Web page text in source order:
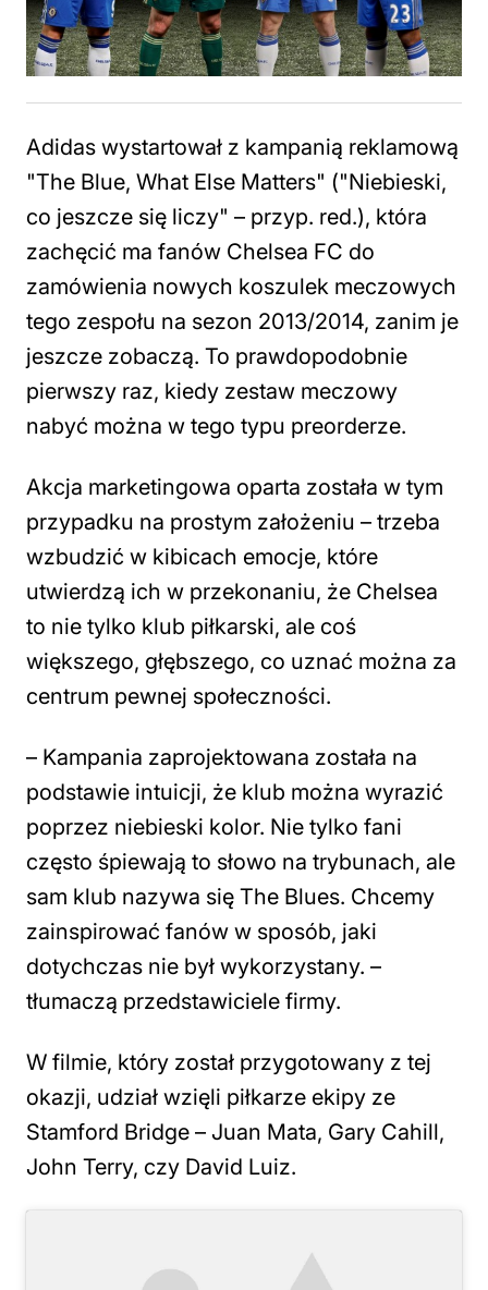
Adidas wystartował z kampanią reklamową
"The Blue, What Else Matters" ("Niebieski,
co jeszcze się liczy" – przyp. red.), która
zachęcić ma fanów Chelsea FC do
zamówienia nowych koszulek meczowych
tego zespołu na sezon 2013/2014, zanim je
jeszcze zobaczą. To prawdopodobnie
pierwszy raz, kiedy zestaw meczowy
nabyć można w tego typu preorderze.
Akcja marketingowa oparta została w tym
przypadku na prostym założeniu – trzeba
wzbudzić w kibicach emocje, które
utwierdzą ich w przekonaniu, że Chelsea
to nie tylko klub piłkarski, ale coś
większego, głębszego, co uznać można za
centrum pewnej społeczności.
– Kampania zaprojektowana została na
podstawie intuicji, że klub można wyrazić
poprzez niebieski kolor. Nie tylko fani
często śpiewają to słowo na trybunach, ale
sam klub nazywa się The Blues. Chcemy
zainspirować fanów w sposób, jaki
dotychczas nie był wykorzystany. –
tłumaczą przedstawiciele firmy.
W filmie, który został przygotowany z tej
okazji, udział wzięli piłkarze ekipy ze
Stamford Bridge – Juan Mata, Gary Cahill,
John Terry, czy David Luiz.